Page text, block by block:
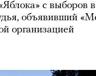
с выборов
объявивший
организацией